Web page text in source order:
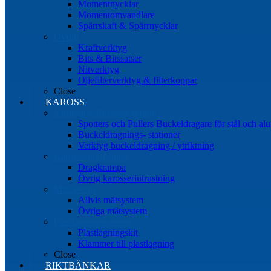
Momentnycklar
Momentomvandlare
Spärrskaft & Spärrnycklar
Kraftverktyg
Bits & Bitssatser
Nitverktyg
Oljefilterverktyg & filterkoppar
Close
KAROSS
Spotters och Pullers Buckeldragare för stål och
Buckeldragnings- stationer
Verktyg buckeldragning / ytriktning
Dragkrampa
Övrig karosseriutrustning
Allvis mätsystem
Övriga mätsystem
Plastlagningskit
Klammer till plastlagning
Close
RIKTBÄNKAR